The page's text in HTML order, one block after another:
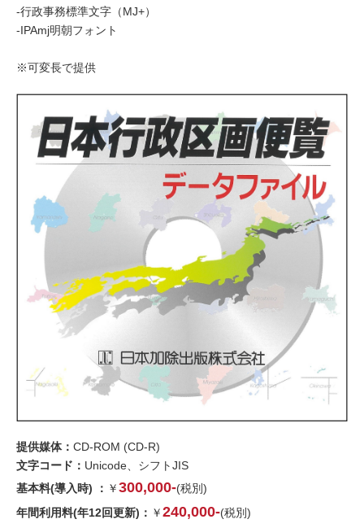
-行政事務標準文字（MJ+）
-IPAmj明朝フォント
※可変長で提供
提供媒体： CD-ROM (CD-R)
文字コード： Unicode、シフトJIS
基本料(導入時) ： ￥300,000-(税別)
年間利用料(年12回更新)： ￥240,000-(税別)